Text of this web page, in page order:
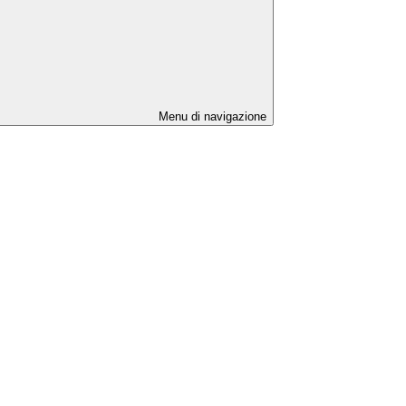
Menu di navigazione